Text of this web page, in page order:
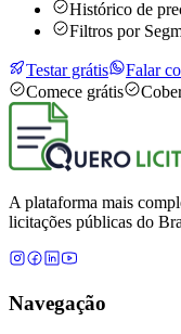
Histórico de
Filtros por
Testar grátis
Falar
Comece grátis
A plataforma mais
licitações públicas do
Navegação